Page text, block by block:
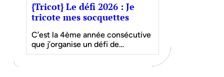
{Tricot} Le défi 2026 : Je
tricote mes socquettes
C’est la 4ème année consécutive
que j’organise un défi de…